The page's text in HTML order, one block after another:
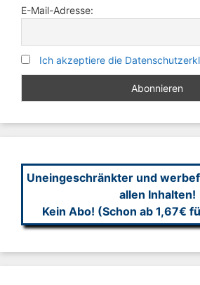
E-Mail-Adresse:
Ich akzeptiere die
Uneingeschränkter und
allen Inhalten!
Kein Abo! (Schon ab 1,67€